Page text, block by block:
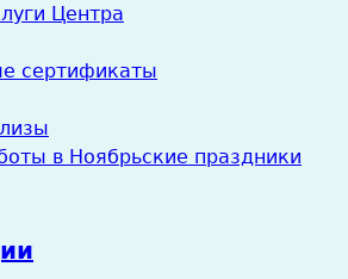
Центра
сертификаты
в Ноябрьские праздники